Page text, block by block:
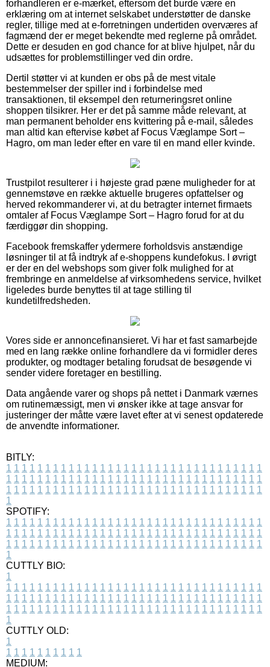
forhandleren er e-mærket, eftersom det burde være en
erklæring om at internet selskabet understøtter de danske
regler, tillige med at e-forretningen undertiden overværes af
fagmænd der er meget bekendte med reglerne på området.
Dette er desuden en god chance for at blive hjulpet, når du
udsættes for problemstillinger ved din ordre.
Dertil støtter vi at kunden er obs på de mest vitale
bestemmelser der spiller ind i forbindelse med
transaktionen, til eksempel den returneringsret online
shoppen tilsikrer. Her er det på samme måde relevant, at
man permanent beholder ens kvittering på e-mail, således
man altid kan eftervise købet af Focus Væglampe Sort –
Hagro, om man leder efter en vare til en mand eller kvinde.
Trustpilot resulterer i i højeste grad pæne muligheder for at
gennemstøve en række aktuelle brugeres opfattelser og
herved rekommanderer vi, at du betragter internet firmaets
omtaler af Focus Væglampe Sort – Hagro forud for at du
færdiggør din shopping.
Facebook fremskaffer ydermere forholdsvis anstændige
løsninger til at få indtryk af e-shoppens kundefokus. I øvrigt
er der en del webshops som giver folk mulighed for at
frembringe en anmeldelse af virksomhedens service, hvilket
ligeledes burde benyttes til at tage stilling til
kundetilfredsheden.
Vores side er annoncefinansieret. Vi har et fast samarbejde
med en lang række online forhandlere da vi formidler deres
produkter, og modtager betaling forudsat de besøgende vi
sender videre foretager en bestilling.
Data angående varer og shops på nettet i Danmark værnes
om rutinemæssigt, men vi ønsker ikke at tage ansvar for
justeringer der måtte være lavet efter at vi senest opdaterede
de anvendte informationer.
BITLY:
1 1 1 1 1 1 1 1 1 1 1 1 1 1 1 1 1 1 1 1 1 1 1 1 1 1 1 1 1 1 1 1 1
1 1 1 1 1 1 1 1 1 1 1 1 1 1 1 1 1 1 1 1 1 1 1 1 1 1 1 1 1 1 1 1 1
1 1 1 1 1 1 1 1 1 1 1 1 1 1 1 1 1 1 1 1 1 1 1 1 1 1 1 1 1 1 1 1 1
1
SPOTIFY:
1 1 1 1 1 1 1 1 1 1 1 1 1 1 1 1 1 1 1 1 1 1 1 1 1 1 1 1 1 1 1 1 1
1 1 1 1 1 1 1 1 1 1 1 1 1 1 1 1 1 1 1 1 1 1 1 1 1 1 1 1 1 1 1 1 1
1 1 1 1 1 1 1 1 1 1 1 1 1 1 1 1 1 1 1 1 1 1 1 1 1 1 1 1 1 1 1 1 1
1
CUTTLY BIO:
1
1 1 1 1 1 1 1 1 1 1 1 1 1 1 1 1 1 1 1 1 1 1 1 1 1 1 1 1 1 1 1 1 1
1 1 1 1 1 1 1 1 1 1 1 1 1 1 1 1 1 1 1 1 1 1 1 1 1 1 1 1 1 1 1 1 1
1 1 1 1 1 1 1 1 1 1 1 1 1 1 1 1 1 1 1 1 1 1 1 1 1 1 1 1 1 1 1 1 1
1
CUTTLY OLD:
1
1 1 1 1 1 1 1 1 1 1
MEDIUM: